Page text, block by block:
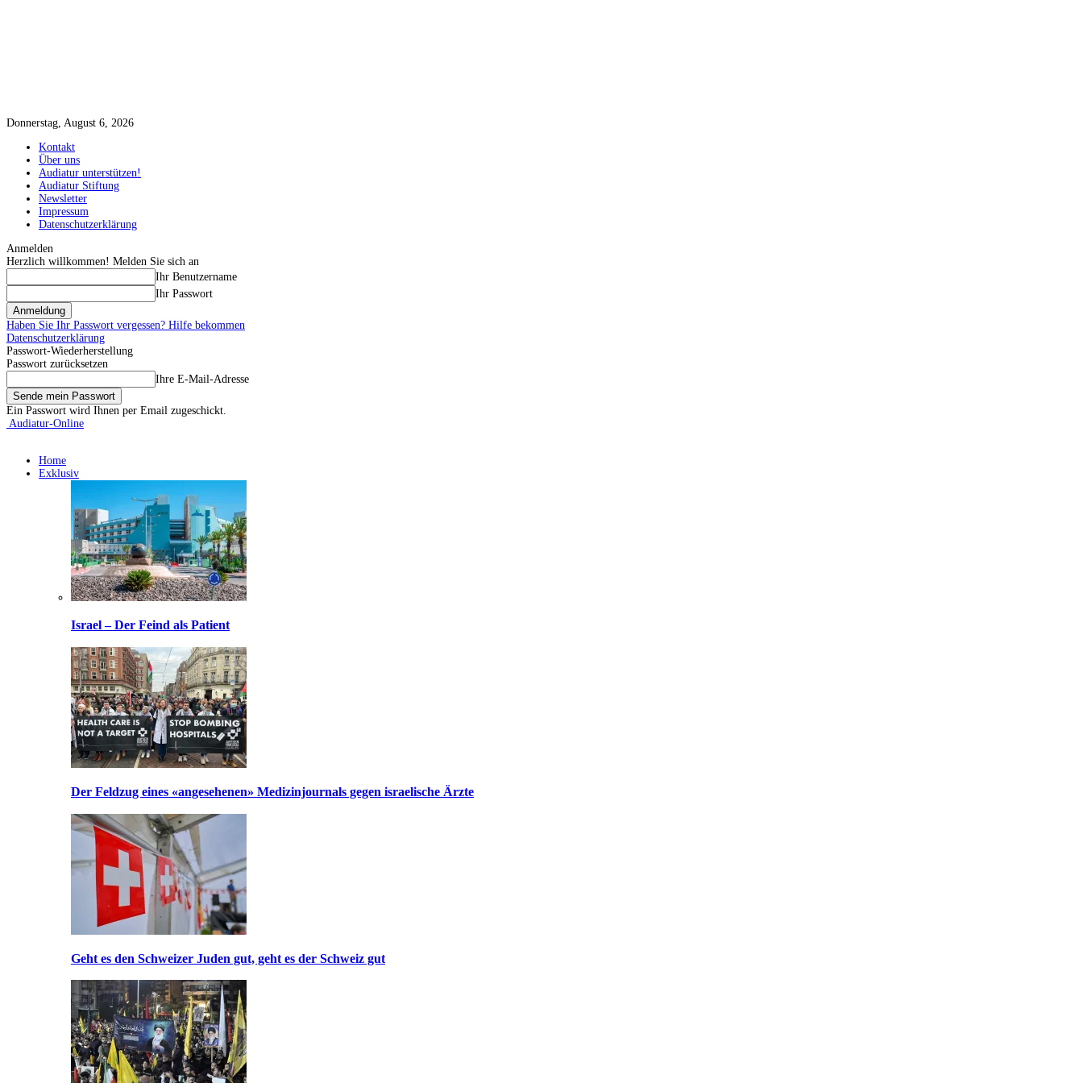
Donnerstag, August 6, 2026
Kontakt
Über uns
Audiatur unterstützen!
Audiatur Stiftung
Newsletter
Impressum
Datenschutzerklärung
Anmelden
Herzlich willkommen! Melden Sie sich an
Ihr Benutzername
Ihr Passwort
Haben Sie Ihr Passwort vergessen? Hilfe bekommen
Datenschutzerklärung
Passwort-Wiederherstellung
Passwort zurücksetzen
Ihre E-Mail-Adresse
Ein Passwort wird Ihnen per Email zugeschickt.
Audiatur-Online
Home
Exklusiv
Israel – Der Feind als Patient
Der Feldzug eines «angesehenen» Medizinjournals gegen israelische Ärzte
Geht es den Schweizer Juden gut, geht es der Schweiz gut